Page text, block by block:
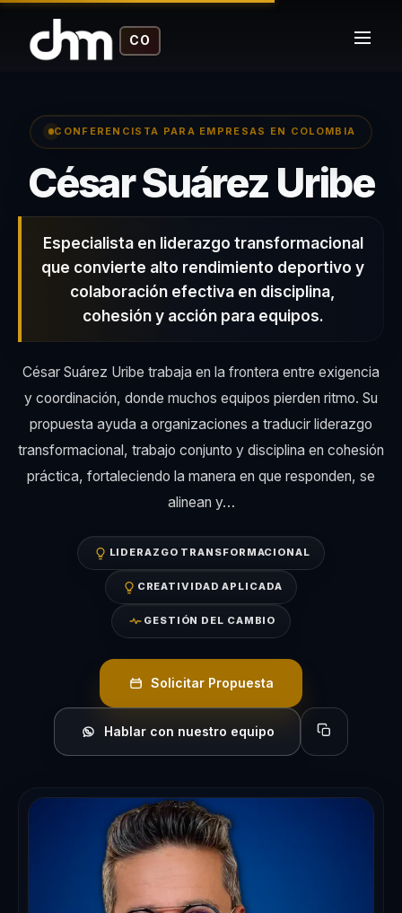
CO
CONFERENCISTA PARA EMPRESAS EN COLOMBIA
César Suárez Uribe
Especialista en liderazgo transformacional
que convierte alto rendimiento deportivo y
colaboración efectiva en disciplina,
cohesión y acción para equipos.
César Suárez Uribe trabaja en la frontera entre exigencia
y coordinación, donde muchos equipos pierden ritmo. Su
propuesta ayuda a organizaciones a traducir liderazgo
transformacional, trabajo conjunto y disciplina en cohesión
práctica, fortaleciendo la manera en que responden, se
alinean y…
LIDERAZGO TRANSFORMACIONAL
CREATIVIDAD APLICADA
GESTIÓN DEL CAMBIO
Solicitar Propuesta
Hablar con nuestro equipo Copiar perfil